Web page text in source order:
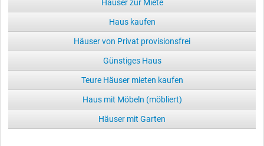
Häuser zur Miete
Haus kaufen
Häuser von Privat provisionsfrei
Günstiges Haus
Teure Häuser mieten kaufen
Haus mit Möbeln (möbliert)
Häuser mit Garten